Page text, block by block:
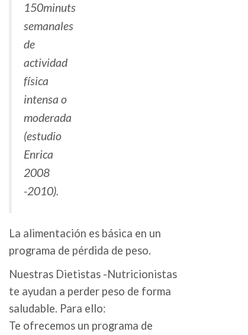
150minuts
semanales
de
actividad
física
intensa o
moderada
(estudio
Enrica
2008
-2010).
La alimentación es básica en un
programa de pérdida de peso.
Nuestras Dietistas -Nutricionistas
te ayudan a perder peso de forma
saludable. Para ello:
Te ofrecemos un programa de